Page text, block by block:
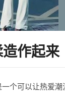
作起来
个可以让热爱